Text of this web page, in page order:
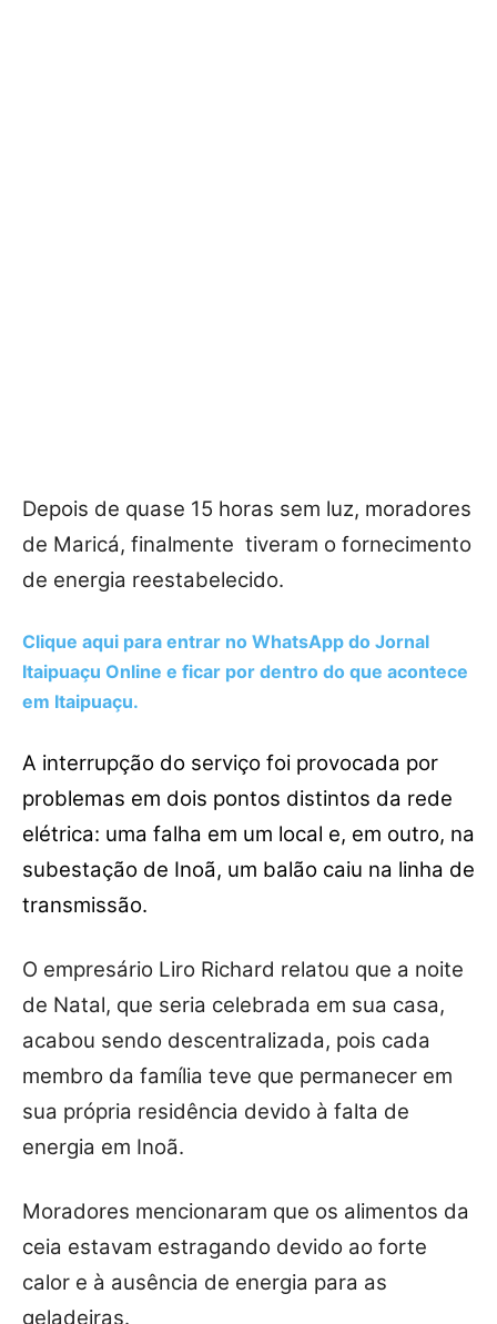
Depois de quase 15 horas sem luz, moradores
de Maricá, finalmente tiveram o fornecimento
de energia reestabelecido.
Clique aqui para entrar no WhatsApp do Jornal
Itaipuaçu Online e ficar por dentro do que acontece
em Itaipuaçu.
A interrupção do serviço foi provocada por
problemas em dois pontos distintos da rede
elétrica: uma falha em um local e, em outro, na
subestação de Inoã, um balão caiu na linha de
transmissão.
O empresário Liro Richard relatou que a noite
de Natal, que seria celebrada em sua casa,
acabou sendo descentralizada, pois cada
membro da família teve que permanecer em
sua própria residência devido à falta de
energia em Inoã.
Moradores mencionaram que os alimentos da
ceia estavam estragando devido ao forte
calor e à ausência de energia para as
geladeiras.